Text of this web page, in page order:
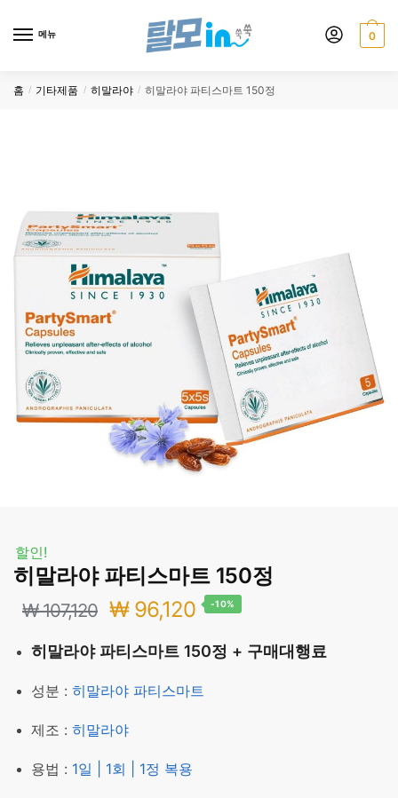
메뉴 0
홈 / 기타제품 / 히말라야 / 히말라야 파티스마트 150정
할인!
히말라야 파티스마트 150정
₩107,120 원
래
₩ 107,120.
₩96,120현
재
-10%
히말라야 파티스마트 150정 + 구매대행료
성분 : 히말라야 파티스마트
제조 : 히말라야
용법 : 1일 | 1회 | 1정 복용